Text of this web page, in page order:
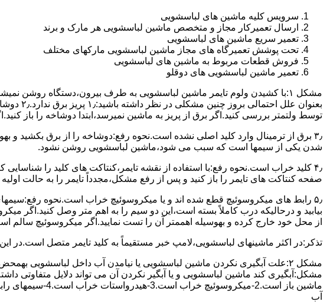
سرویس کلیه ماشین های لباسشویی
ارسال تعمیرکار مجاز و متخصص ماشین لباسشویی هر مارک و برند
تعمیر سریع ماشین های لباسشویی
تحت پوشش تعمیرگاه های مجاز ماشین لباسشویی مارکهای مختلف
فروش قطعات مربوط به ماشین های لباسشویی
تعمیر ماشین لباسشویی های دوقلو
مشکل ۱:ﺑﺎ ﮐﺸﯿﺪن وﻟﻮم ﺗﺎﯾﻤﺮ ماشین لباسشویی به طرف ﺑﯿﺮون،دستگاه روﺷﻦ
بعنوان
ﺗﻮﺳﻂ ولتمتر بررسی ﮐﻨﯿﺪ.اﮔﺮ ﺑﺮق از ﭘﺮﯾﺰ ﺑﻪ ﻣﺎﺷﯿﻦ نمیرسد،اﺑﺘﺪا دوشاخه را باز
۳٫ ﺑﺮق از ﺗﺮﻣﯿﻨﺎل وارد ﮐﻠﯿﺪ اﺻﻠﯽ ﻧﺸﺪه است.نحوه رﻓﻊ:دوشاخه را از ﺑﺮق بکشید و
شدن ﯾﮑﯽ از سیمها است که سبب می شود،ﻣﺎﺷﯿﻦ لباسشویی روﺷﻦ نشود.
۴٫ ﮐﻠﯿﺪ ﺧﺮاب اﺳﺖ.نحوه رفع:ﺑﺎ اﺳﺘﻔﺎده از ﻧﻘﺸﻪ ﺗﺎﯾﻤﺮ،ﮐﻨﺘﺎﮐﺖ ﻫﺎی ﮐﻠﯿﺪ را
ﺻﻔﺤﻪ ﮐﻨﺘﺎﮐﺖ ﻫﺎی ﺗﺎﯾﻤﺮ را باز کنید و ﭘﺲ از رﻓﻊ مشکل،مجدداً ﺗﺎﯾﻤﺮ را به حالت اوﻟﯿﻪ
۵٫ رابط های ﻣﯿﮑﺮوﺳﻮﺋﯿﭻ ﻗﻄﻊ شده اند و ﯾﺎ ﻣﯿﮑﺮوﺳﻮﺋﯿﭻ ﺧﺮاب اﺳﺖ.نحوه
ﺑﯿﺎﺑﯿﺪ و درحالیکه درب کاملاً ﺑﺴﺘﻪ اﺳﺖ،اﯾﻦ دو ﺳﯿﻢ را ﺑﻪ اﻫﻢ ﻣﺘﺮ وصل کنید.اﮔﺮ
از ﻣﺤﻞ خود ﺧﺎرج کرده و بهوسیله اهممتر آن را ﺗﺴﺖ ﻧﻤﺎﯾﯿﺪ.اﮔﺮ ﻣﯿﮑﺮوﺳﻮﺋﯿﭻ ﺳﺎﻟﻢ
ﺗﺬﮐﺮ:در اﮐﺜﺮ ماشینهای لباسشویی،ﻻﻣﭗ ﺧﺒﺮ مستقیماً ﺑﻪ ﮐﻠﯿﺪ ﺗﺎﯾﻤﺮ ﻣﺘﺼﻞ اﺳﺖ.در
مشکل ۲:علت آبگیری نکردن ماشین لباسشویی یا نیامدن آب داخل لباسشویی
آب